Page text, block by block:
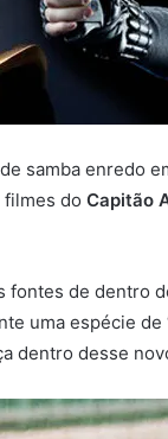
samba enredo
filmes do Capitão
fontes de dentro
uma espécie de
dentro desse